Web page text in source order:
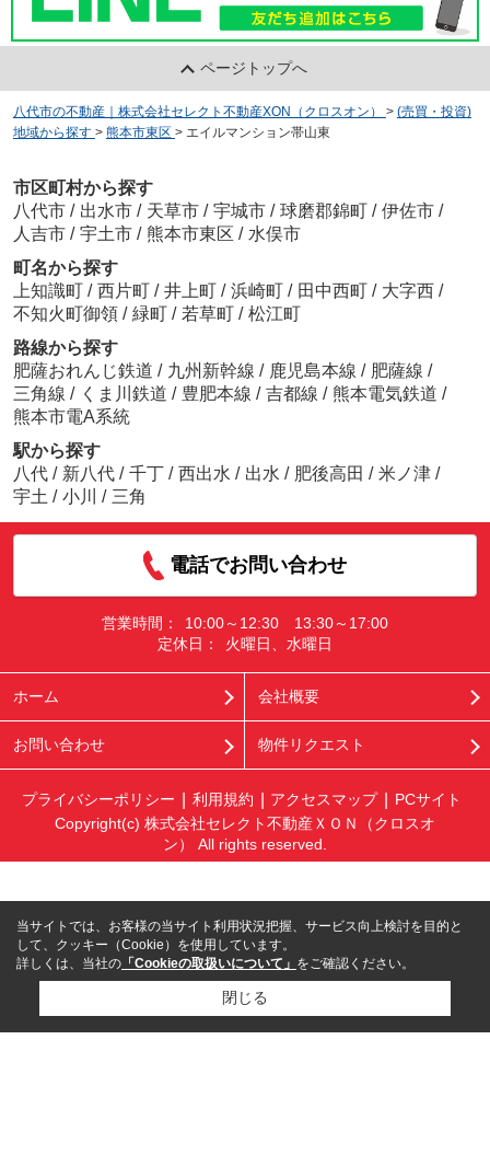
ページトップへ
八代市の不動産｜株式会社セレクト不動産XON（クロスオン） > (売買・投資)
地域から探す > 熊本市東区 > エイルマンション帯山東
市区町村から探す
八代市 / 出水市 / 天草市 / 宇城市 / 球磨郡錦町 / 伊佐市 /
人吉市 / 宇土市 / 熊本市東区 / 水俣市
町名から探す
上知識町 / 西片町 / 井上町 / 浜崎町 / 田中西町 / 大字西 /
不知火町御領 / 緑町 / 若草町 / 松江町
路線から探す
肥薩おれんじ鉄道 / 九州新幹線 / 鹿児島本線 / 肥薩線 /
三角線 / くま川鉄道 / 豊肥本線 / 吉都線 / 熊本電気鉄道 /
熊本市電A系統
駅から探す
八代 / 新八代 / 千丁 / 西出水 / 出水 / 肥後高田 / 米ノ津 /
宇土 / 小川 / 三角
電話でお問い合わせ
営業時間：
10:00～12:30 13:30～17:00
定休日：
火曜日、水曜日
ホーム 会社概要
お問い合わせ 物件リクエスト
プライバシーポリシー 利用規約 アクセスマップ
PCサイト
Copyright(c) 株式会社セレクト不動産ＸＯＮ（クロスオ
ン） All rights reserved.
当サイトでは、お客様の当サイト利用状況把握、サービス向上検討を目的と
して、クッキー（Cookie）を使用しています。
詳しくは、当社の 「Cookieの取扱いについて」 をご確認ください。
閉じる